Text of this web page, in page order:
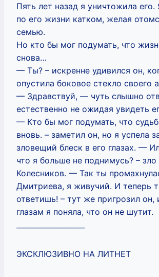
Пять лет назад я уничтожила
по его жизни катком, желая
семью.
Но кто бы мог подумать, что
снова…
— Ты? – искренне удивился он,
опустила боковое стекло своего
— Здравствуй, — чуть слышно
естественно не ожидая увидеть
— Кто бы мог подумать, что
вновь. – заметил он, но я успела
зловещий блеск в его глазах. —
что я больше не поднимусь? – зло
Колесников. — Так ты
Дмитриева, я живучий. И теперь
ответишь! – тут же пригрозил он,
глазам я поняла, что он не шутит.
ЭКСКЛЮЗИВНО НА ЛИТНЕТ